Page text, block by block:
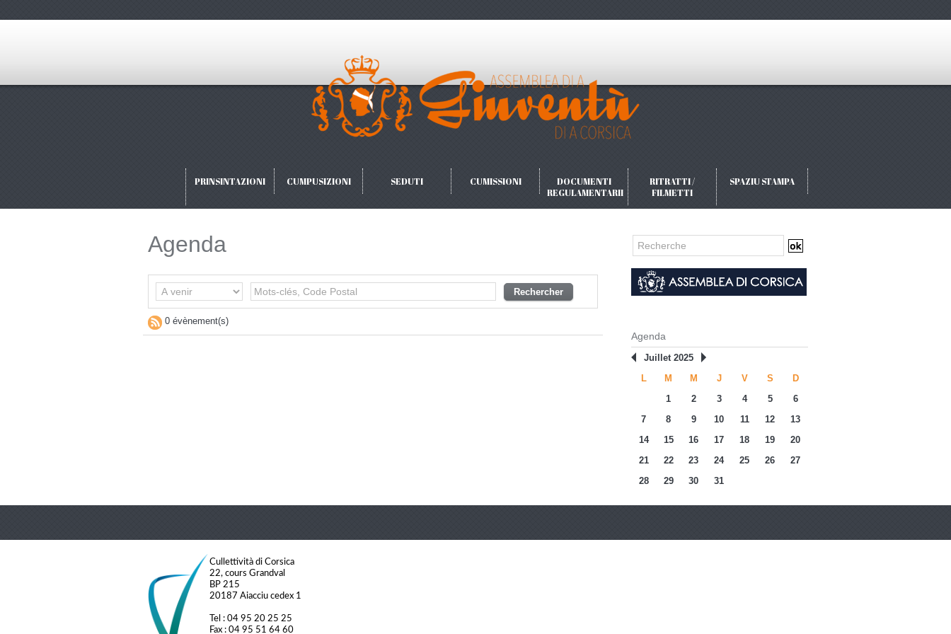
PRINSINTAZIONI CUMPUSIZIONI SEDUTI CUMISSIONI
DOCUMENTI
REGULAMENTARII
RITRATTI /
FILMETTI
SPAZIU STAMPA
Agenda
0 évènement(s)
Agenda
Juillet 2025
L
M M J V S
D
1
2 3 4 5
6
7
8 9 10 11 12
13
14
15 16 17 18 19
20
21
22 23 24 25 26
27
28
29 30 31
Cullettività di Corsica
22, cours Grandval
BP 215
20187 Aiacciu cedex 1
Tel : 04 95 20 25 25
Fax : 04 95 51 64 60